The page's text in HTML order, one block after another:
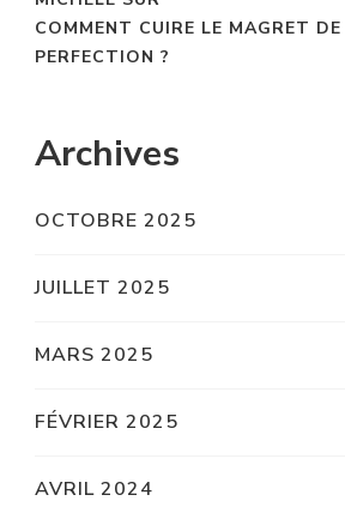
COMMENT CUIRE LE MAGRET
PERFECTION ?
Archives
OCTOBRE 2025
JUILLET 2025
MARS 2025
FÉVRIER 2025
AVRIL 2024